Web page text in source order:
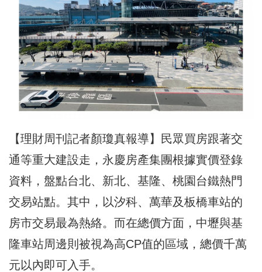
【理財周刊記者顏瓊真報導】民眾買房跟著交
通等重大建設走，永慶房產集團根據實價登錄
資料，盤點台北、新北、基隆、桃園台鐵熱門
交易站點。其中，以汐科、萬華及板橋車站的
房市交易最為熱絡。而在總價方面，中壢與基
隆車站周邊則被視為高CP值的區域，總價千萬
元以內即可入手。